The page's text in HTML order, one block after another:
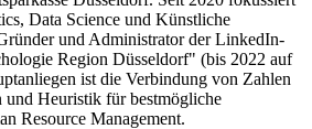
Data Science und Künstliche
und Administrator der LinkedIn-
Region Düsseldorf" (bis 2022 auf
ist die Verbindung von Zahlen
Heuristik für bestmögliche
Resource Management.